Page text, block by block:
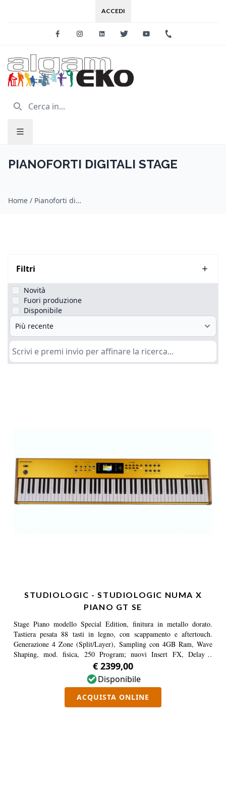
ACCEDI
FacebookInstagramLinkedinTwitter Youtube
PIANOFORTI DIGITALI STAGE
Home / Pianoforti digitali stage
Filtri
Novità
Fuori produzione
Disponibile
STUDIOLOGIC - STUDIOLOGIC NUMA X
PIANO GT SE
Stage Piano modello Special Edition, finitura in metallo dorato.
Tastiera pesata 88 tasti in legno, con scappamento e aftertouch.
Generazione 4 Zone (Split/Layer), Sampling con 4GB Ram, Wave
Shaping, mod. fisica, 250 Program; nuovi Insert FX, Delay e
Reverb. Funzioni Master, Mixer Digitale 4 canali Mic/Linea con
€ 2399,00
Disponibile
ACQUISTA ONLINE